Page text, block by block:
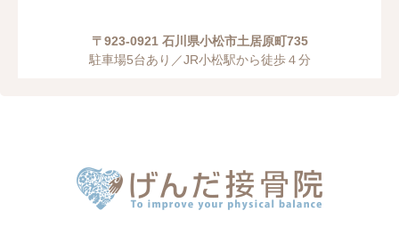
〒923-0921 石川県小松市土居原町735
駐車場5台あり／JR小松駅から徒歩４分